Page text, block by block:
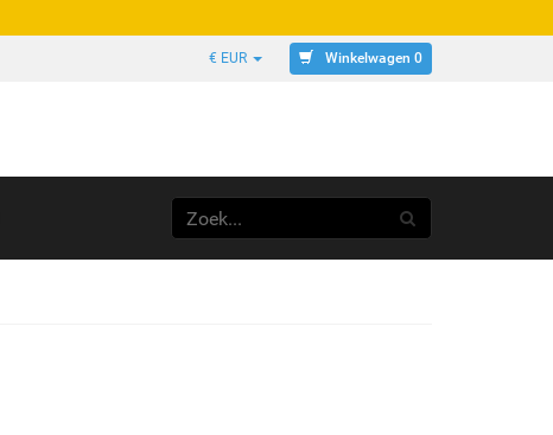
€ EUR Winkelwagen 0